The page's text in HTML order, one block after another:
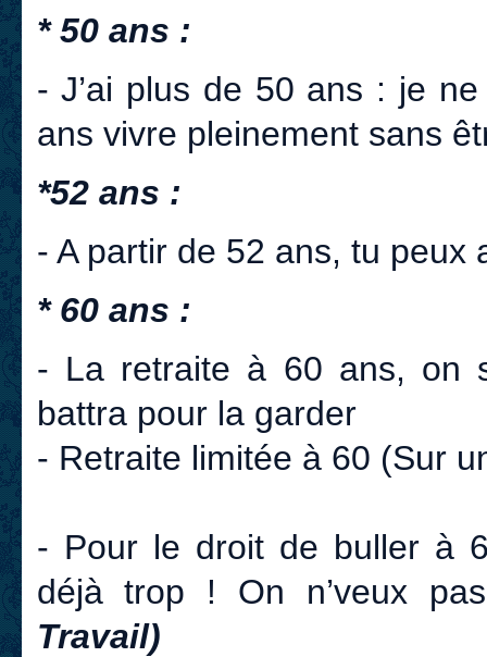
* 50 ans :
- J’ai plus de 50 ans : je
ans vivre pleinement sans
*52 ans :
- A partir de 52 ans, tu peux
* 60 ans :
- La retraite à 60 ans, on
battra pour la garder
- Retraite limitée à 60 (Sur
- Pour le droit de buller à
déjà trop ! On n’veux
Travail)